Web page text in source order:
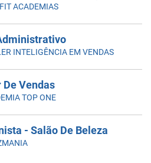
ACADEMIAS
INTELIGÊNCIA EM VENDAS
Vendas
TOP ONE
- Salão De Beleza